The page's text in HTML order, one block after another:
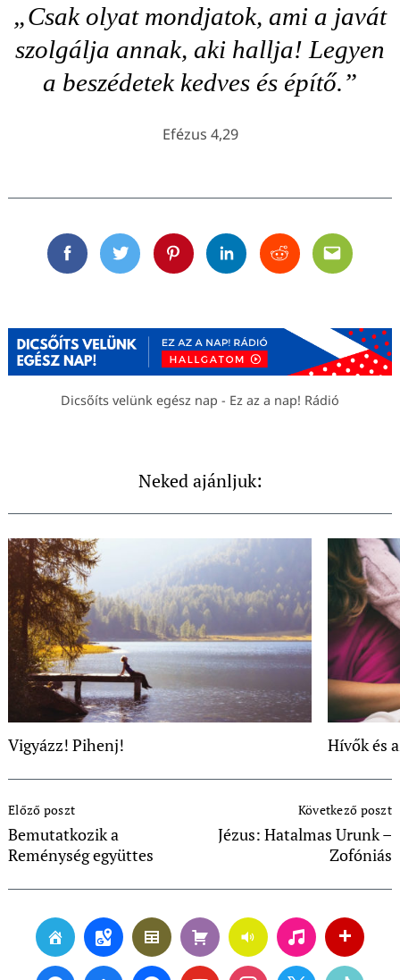
„Csak olyat mondjatok, ami a javát
szolgálja annak, aki hallja! Legyen
a beszédetek kedves és építő.”
Efézus 4,29
FacebookTwitterPinterestLinkedinRedditEmail
Dicsőíts velünk egész nap - Ez az a nap! Rádió
Neked ajánljuk:
Vigyázz! Pihenj! Hívők és
Navigation
Előző poszt
Bemutatkozik a
Reménység együttes
Következő poszt
Jézus: Hatalmas Urunk –
Zofóniás